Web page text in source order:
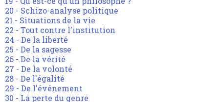
20 - Schizo-analyse politique
21 - Situations de la vie
22 - Tout contre l'institution
24 - De la liberté
25 - De la sagesse
26 - De la vérité
27 - De la volonté
28 - De l'égalité
29 - De l'événement
30 - La perte du genre